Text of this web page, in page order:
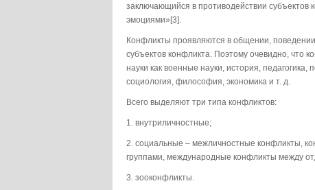
заключающийся в противодействии
эмоциями»[3].
Конфликты проявляются в общении,
субъектов конфликта. Поэтому очевидно, что
науки как военные науки, история,
социология, философия, экономика и т. д.
Всего выделяют три типа конфликтов:
1. внутриличностные;
2. социальные – межличностные конфликты,
группами, международные конфликты между
3. зооконфликты.